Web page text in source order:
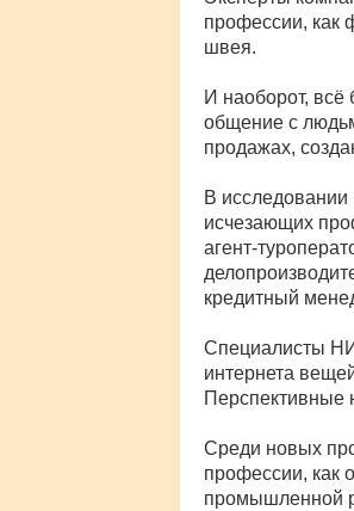
профессии, как
швея.
И наоборот,
общение с
продажах,
В
исчезающих
агент-
кредитный
Специалисты
интернета
Перспективные
Среди новых
профессии, как
промышленной